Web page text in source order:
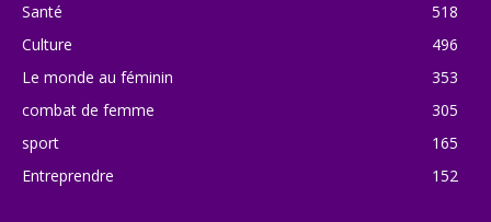
Santé
518
Culture
496
Le monde au féminin
353
combat de femme
305
sport
165
Entreprendre
152